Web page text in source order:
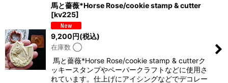
馬と薔薇*Horse Rose/cookie stamp & cutter
[kv225]
9,200円(税込)
在庫数 ◯
馬と薔薇*Horse Rose/cookie stamp & cutterク
ッキースタンプやペーパークラフトなどに使用さ
れています。仕上げにアイシングなどでデコレー